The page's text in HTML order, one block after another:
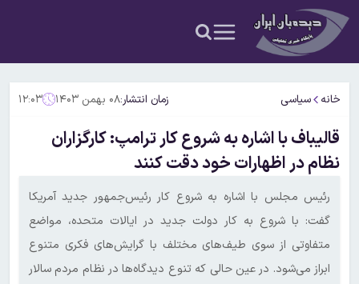
خانه سیاسی زمان انتشار:۰۸ بهمن ۱۴۰۳ ۱۲:۰۳
قالیباف با اشاره به شروع کار ترامپ: کارگزاران
نظام در اظهارات خود دقت کنند
رئیس مجلس با اشاره به شروع کار رئیس‌جمهور جدید آمریکا
گفت: با شروع به کار دولت جدید در ایالات متحده، مواضع
متفاوتی از سوی طیف‌های مختلف با گرایش‌های فکری متنوع
ابراز می‌شود. در عین حالی که تنوع دیدگاه‌ها در نظام مردم سالار